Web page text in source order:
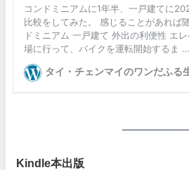
Kindle本出版